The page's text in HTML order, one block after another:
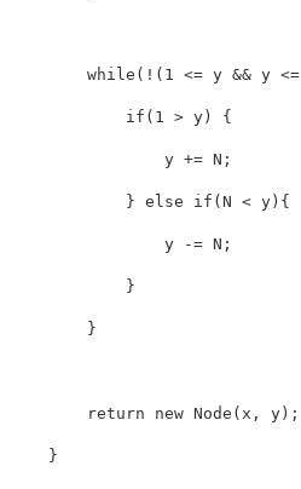
while ( ! ( 1 <= y && y <=
if ( 1 > y) {
                y
+= N ;
} else if (N < y) {
                y
-= N ;
}
}
return new Node ( x , y) ;
}